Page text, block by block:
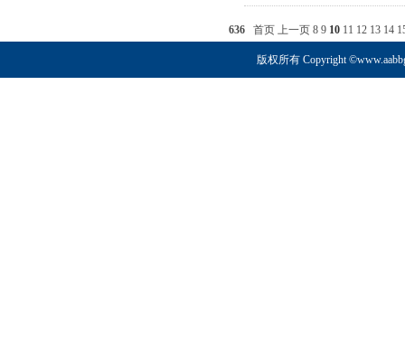
636 首页 上一页 8 9 10 11 12 13 14
版权所有 Copyright